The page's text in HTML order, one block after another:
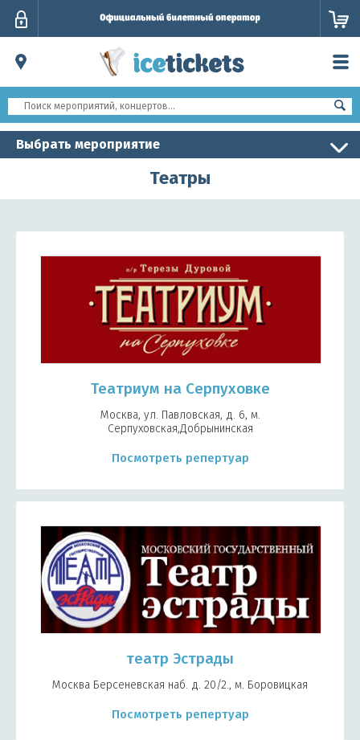
Выбрать мероприятие
Театры
Театриум на Серпуховке
Москва, ул. Павловская, д. 6, м.
Серпуховская,Добрынинская
Посмотреть репертуар
театр Эстрады
Москва Берсеневская наб. д. 20/2., м. Боровицкая
Посмотреть репертуар